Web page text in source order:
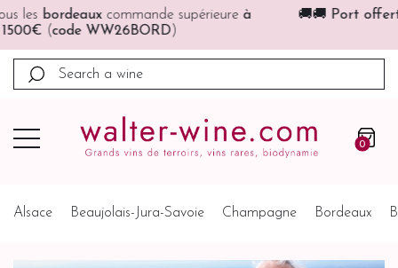
🚚🚚Port offertà partir de 200€ (France, Allemagne,
Belgique, Pays-Bas)
0
Alsace Beaujolais-Jura-Savoie Champagne Bordeaux